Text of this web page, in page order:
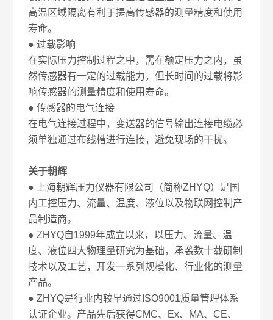
高温区域隔离有利于提高传感器的测量精度和使用
寿命。
● 过载影响
在实际压力控制过程之中，需在额定压力之内，虽
然传感器有一定的过载能力，但长时间的过载将影
响传感器的测量精度和使用寿命。
● 传感器的电气连接
在电气连接过程中，变送器的信号输出连接电缆必
须单独通过布线槽进行连接，避免现场的干扰。
关于朝辉
● 上海朝辉压力仪器有限公司（简称ZHYQ）是国
内工控压力、流量、温度、液位以及物联网控制产
品制造商。
● ZHYQ自1999年成立以来，以压力、流量、温
度、液位四大物理量研究为基础，承袭数十载研制
技术以及工艺，开发一系列规模化、行业化的测量
产品。
● ZHYQ是行业内较早通过ISO9001质量管理体系
认证企业。产品先后获得CMC、Ex、MA、CE、